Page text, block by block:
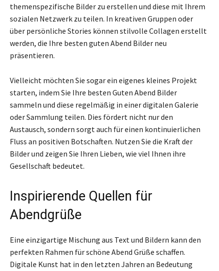
themenspezifische Bilder zu erstellen und diese mit Ihrem
sozialen Netzwerk zu teilen. In kreativen Gruppen oder
über persönliche Stories können stilvolle Collagen erstellt
werden, die Ihre besten guten Abend Bilder neu
präsentieren.
Vielleicht möchten Sie sogar ein eigenes kleines Projekt
starten, indem Sie Ihre besten Guten Abend Bilder
sammeln und diese regelmäßig in einer digitalen Galerie
oder Sammlung teilen. Dies fördert nicht nur den
Austausch, sondern sorgt auch für einen kontinuierlichen
Fluss an positiven Botschaften. Nutzen Sie die Kraft der
Bilder und zeigen Sie Ihren Lieben, wie viel Ihnen ihre
Gesellschaft bedeutet.
Inspirierende Quellen für
Abendgrüße
Eine einzigartige Mischung aus Text und Bildern kann den
perfekten Rahmen für schöne Abend Grüße schaffen.
Digitale Kunst hat in den letzten Jahren an Bedeutung